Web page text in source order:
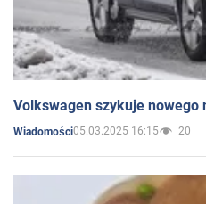
Volkswagen szykuje nowego
Wiadomości05.03.2025 16:15 20